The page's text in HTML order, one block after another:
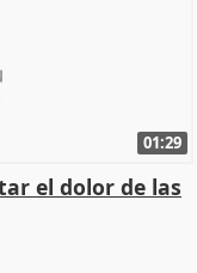
01:29
el dolor de las